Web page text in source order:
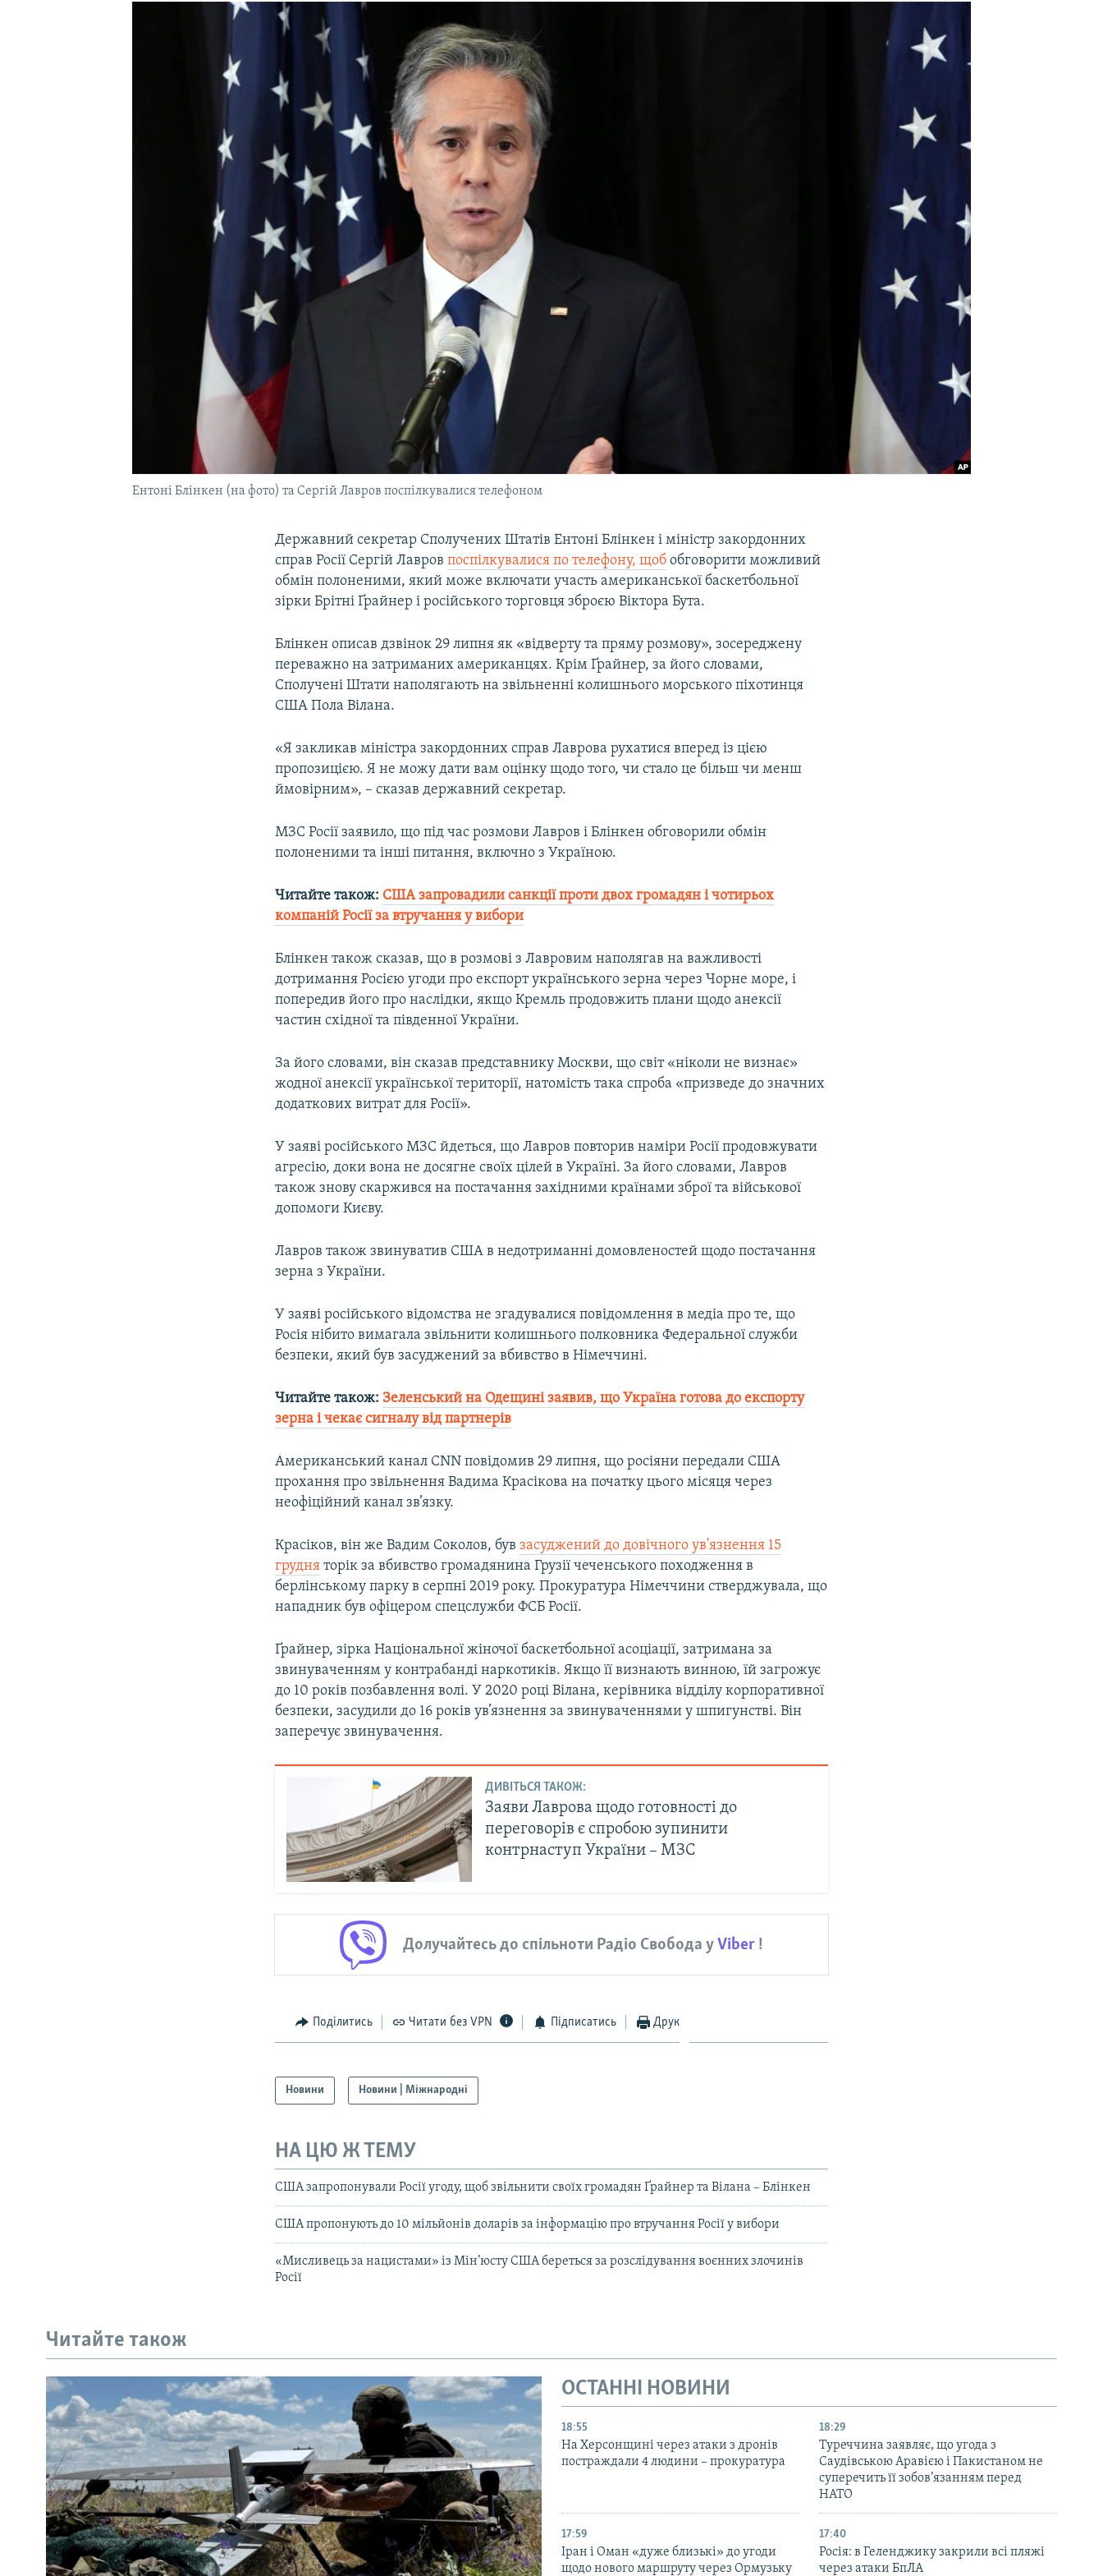
Ентоні Блінкен (на фото) та Сергій Лавров поспілкувалися телефоном
Державний секретар Сполучених Штатів Ентоні Блінкен і міністр закордонних
справ Росії Сергій Лавровпоспілкувалися по телефону, щоб обговорити можливий
обмін полоненими, який може включати участь американської баскетбольної
зірки Брітні Ґрайнер і російського торговця зброєю Віктора Бута.
Блінкен описав дзвінок 29 липня як «відверту та пряму розмову», зосереджену
переважно на затриманих американцях. Крім Ґрайнер, за його словами,
Сполучені Штати наполягають на звільненні колишнього морського піхотинця
США Пола Вілана.
«Я закликав міністра закордонних справ Лаврова рухатися вперед із цією
пропозицією. Я не можу дати вам оцінку щодо того, чи стало це більш чи менш
ймовірним», – сказав державний секретар.
МЗС Росії заявило, що під час розмови Лавров і Блінкен обговорили обмін
полоненими та інші питання, включно з Україною.
Читайте також: США запровадили санкції проти двох громадян і чотирьох
компаній Росії за втручання у вибори
Блінкен також сказав, що в розмові з Лавровим наполягав на важливості
дотримання Росією угоди про експорт українського зерна через Чорне море, і
попередив його про наслідки, якщо Кремль продовжить плани щодо анексії
частин східної та південної України.
За його словами, він сказав представнику Москви, що світ «ніколи не визнає»
жодної анексії української території, натомість така спроба «призведе до значних
додаткових витрат для Росії».
У заяві російського МЗС йдеться, що Лавров повторив наміри Росії продовжувати
агресію, доки вона не досягне своїх цілей в Україні. За його словами, Лавров
також знову скаржився на постачання західними країнами зброї та військової
допомоги Києву.
Лавров також звинуватив США в недотриманні домовленостей щодо постачання
зерна з України.
У заяві російського відомства не згадувалися повідомлення в медіа про те, що
Росія нібито вимагала звільнити колишнього полковника Федеральної служби
безпеки, який був засуджений за вбивство в Німеччині.
Читайте також: Зеленський на Одещині заявив, що Україна готова до експорту
зерна і чекає сигналу від партнерів
Американський канал CNN повідомив 29 липня, що росіяни передали США
прохання про звільнення Вадима Красікова на початку цього місяця через
неофіційний канал зв’язку.
Красіков, він же Вадим Соколов, бувзасуджений до довічного ув'язнення 15
грудня торік за вбивство громадянина Грузії чеченського походження в
берлінському парку в серпні 2019 року. Прокуратура Німеччини стверджувала, що
нападник був офіцером спецслужби ФСБ Росії.
Ґрайнер, зірка Національної жіночої баскетбольної асоціації, затримана за
звинуваченням у контрабанді наркотиків. Якщо її визнають винною, їй загрожує
до 10 років позбавлення волі. У 2020 році Вілана, керівника відділу корпоративної
безпеки, засудили до 16 років ув’язнення за звинуваченнями у шпигунстві. Він
заперечує звинувачення.
ДИВІТЬСЯ ТАКОЖ:
Заяви Лаврова щодо готовності до
переговорів є спробою зупинити
контрнаступ України – МЗС
Долучайтесь до спільноти Радіо Свобода уViber!
Поділитись Читати без VPN Підписатись Друк
Новини Новини | Міжнародні
НА ЦЮ Ж ТЕМУ
США запропонували Росії угоду, щоб звільнити своїх громадян Ґрайнер та Вілана – Блінкен
США пропонують до 10 мільйонів доларів за інформацію про втручання Росії у вибори
«Мисливець за нацистами» із Мін’юсту США береться за розслідування воєнних злочинів
Росії
Читайте також
ОСТАННІ НОВИНИ
18:55
На Херсонщині через атаки з дронів
постраждали 4 людини – прокуратура
18:29
Туреччина заявляє, що угода з
Саудівською Аравією і Пакистаном не
суперечить її зобов’язанням перед
НАТО
17:59
Іран і Оман «дуже близькі» до угоди
щодо нового маршруту через Ормузьку
17:40
Росія: в Геленджику закрили всі пляжі
через атаки БпЛА